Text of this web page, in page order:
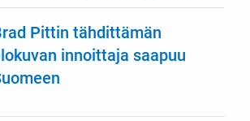
Pittin tähdittämän
innoittaja saapuu